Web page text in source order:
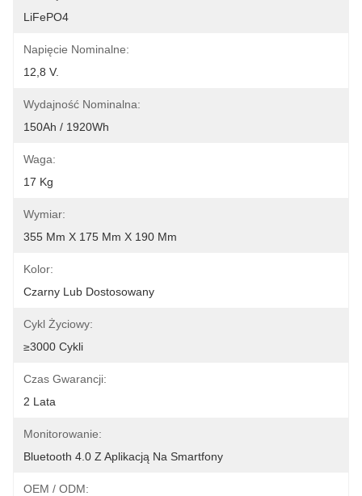
LiFePO4
Napięcie Nominalne:
12,8 V.
Wydajność Nominalna:
150Ah / 1920Wh
Waga:
17 Kg
Wymiar:
355 Mm X 175 Mm X 190 Mm
Kolor:
Czarny Lub Dostosowany
Cykl Życiowy:
≥3000 Cykli
Czas Gwarancji:
2 Lata
Monitorowanie:
Bluetooth 4.0 Z Aplikacją Na Smartfony
OEM / ODM: